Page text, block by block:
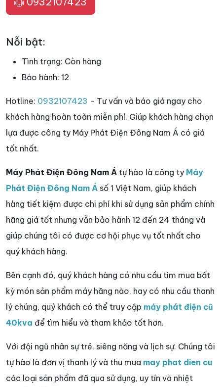
Nỗi bật:
Tình trạng: Còn hàng
Bảo hành: 12
Hotline: 0932107423 - Tư vấn và báo giá ngay cho
khách hàng hoàn toàn miễn phí. Giúp khách hàng chọn
lựa được công ty Máy Phát Điện Đông Nam Á có giá
tốt nhất.
Máy Phát Điện Đông Nam Á tự hào là công ty Máy
Phát Điện Đông Nam Á số 1 Việt Nam, giúp khách
hàng tiết kiệm được chi phí khi sử dụng sản phẩm chính
hãng giá tốt nhưng vẫn bảo hành 12 đến 24 tháng và
giúp chúng tôi có được cơ hội phục vụ tốt nhất cho
quý khách hàng.
Bên cạnh đó, quý khách hàng có nhu cầu tìm mua bất
kỳ món sản phẩm máy hãng nào, hay có nhu cầu thanh
lý chúng, quý khách có thể truy cập máy phát điện cũ
40kva để tìm hiểu và tham khảo tốt hơn.
Với đội ngũ nhân sự trẻ, siêng năng và lịch sự. Chúng tôi
tự hào là đơn vị thanh lý và thu mua may phat dien cu
các loại sản phẩm đã qua sử dụng, uy tín và nhiệt